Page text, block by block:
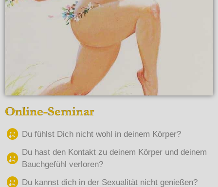
Online-Seminar
Du fühlst Dich nicht wohl in deinem Körper?
Du hast den Kontakt zu deinem Körper und deinem
Bauchgefühl verloren?
Du kannst dich in der Sexualität nicht genießen?